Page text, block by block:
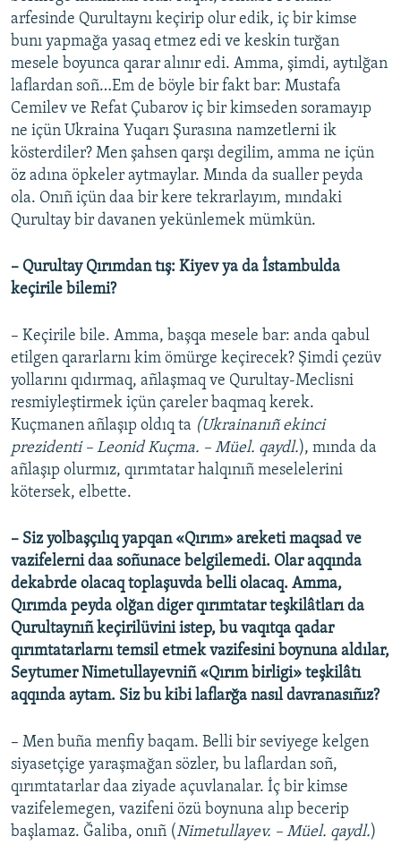
arfesinde Qurultaynı keçirip olur edik, iç bir kimse
bunı yapmağa yasaq etmez edi ve keskin turğan
mesele boyunca qarar alınır edi. Amma, şimdi, aytılğan
laflardan soñ…Em de böyle bir fakt bar: Mustafa
Cemilev ve Refat Çubarov iç bir kimseden soramayıp
ne içün Ukraina Yuqarı Şurasına namzetlerni ik
kösterdiler? Men şahsen qarşı degilim, amma ne içün
öz adına öpkeler aytmaylar. Mında da sualler peyda
ola. Onıñ içün daa bir kere tekrarlayım, mındaki
Qurultay bir davanen yekünlemek mümkün.
– Qurultay Qırımdan tış: Kiyev ya da İstambulda
keçirile bilemi?
– Keçirile bile. Amma, başqa mesele bar: anda qabul
etilgen qararlarnı kim ömürge keçirecek? Şimdi çezüv
yollarını qıdırmaq, añlaşmaq ve Qurultay-Meclisni
resmiyleştirmek içün çareler baqmaq kerek.
Kuçmanen añlaşıp oldıq ta (Ukrainanıñ ekinci
prezidenti – Leonid Kuçma. – Müel. qaydl.), mında da
añlaşıp olurmız, qırımtatar halqınıñ meselelerini
kötersek, elbette.
– Siz yolbaşçılıq yapqan «Qırım» areketi maqsad ve
vazifelerni daa soñunace belgilemedi. Olar aqqında
dekabrde olacaq toplaşuvda belli olacaq. Amma,
Qırımda peyda olğan diger qırımtatar teşkilâtları da
Qurultaynıñ keçirilüvini istep, bu vaqıtqa qadar
qırımtatarlarnı temsil etmek vazifesini boynuna aldılar,
Seytumer Nimetullayevniñ «Qırım birligi» teşkilâtı
aqqında aytam. Siz bu kibi laflarğa nasıl davranasıñız?
– Men buña menfiy baqam. Belli bir seviyege kelgen
siyasetçige yaraşmağan sözler, bu laflardan soñ,
qırımtatarlar daa ziyade açuvlanalar. İç bir kimse
vazifelemegen, vazifeni özü boynuna alıp becerip
başlamaz. Ğaliba, onıñ (Nimetullayev. – Müel. qaydl.)